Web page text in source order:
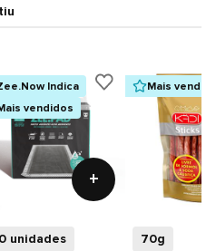
Indica
vendidos
+
unidades
Mais
70g